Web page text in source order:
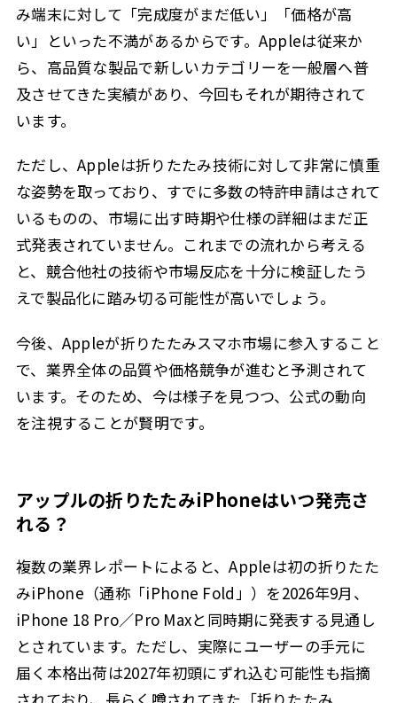
み端末に対して「完成度がまだ低い」「価格が高
い」といった不満があるからです。Appleは従来か
ら、高品質な製品で新しいカテゴリーを一般層へ普
及させてきた実績があり、今回もそれが期待されて
います。
ただし、Appleは折りたたみ技術に対して非常に慎重
な姿勢を取っており、すでに多数の特許申請はされて
いるものの、市場に出す時期や仕様の詳細はまだ正
式発表されていません。これまでの流れから考える
と、競合他社の技術や市場反応を十分に検証したう
えで製品化に踏み切る可能性が高いでしょう。
今後、Appleが折りたたみスマホ市場に参入すること
で、業界全体の品質や価格競争が進むと予測されて
います。そのため、今は様子を見つつ、公式の動向
を注視することが賢明です。
アップルの折りたたみiPhoneはいつ発売さ
れる？
複数の業界レポートによると、Appleは初の折りたた
みiPhone（通称「iPhone Fold」）を2026年9月、
iPhone 18 Pro／Pro Maxと同時期に発表する見通し
とされています。ただし、実際にユーザーの手元に
届く本格出荷は2027年初頭にずれ込む可能性も指摘